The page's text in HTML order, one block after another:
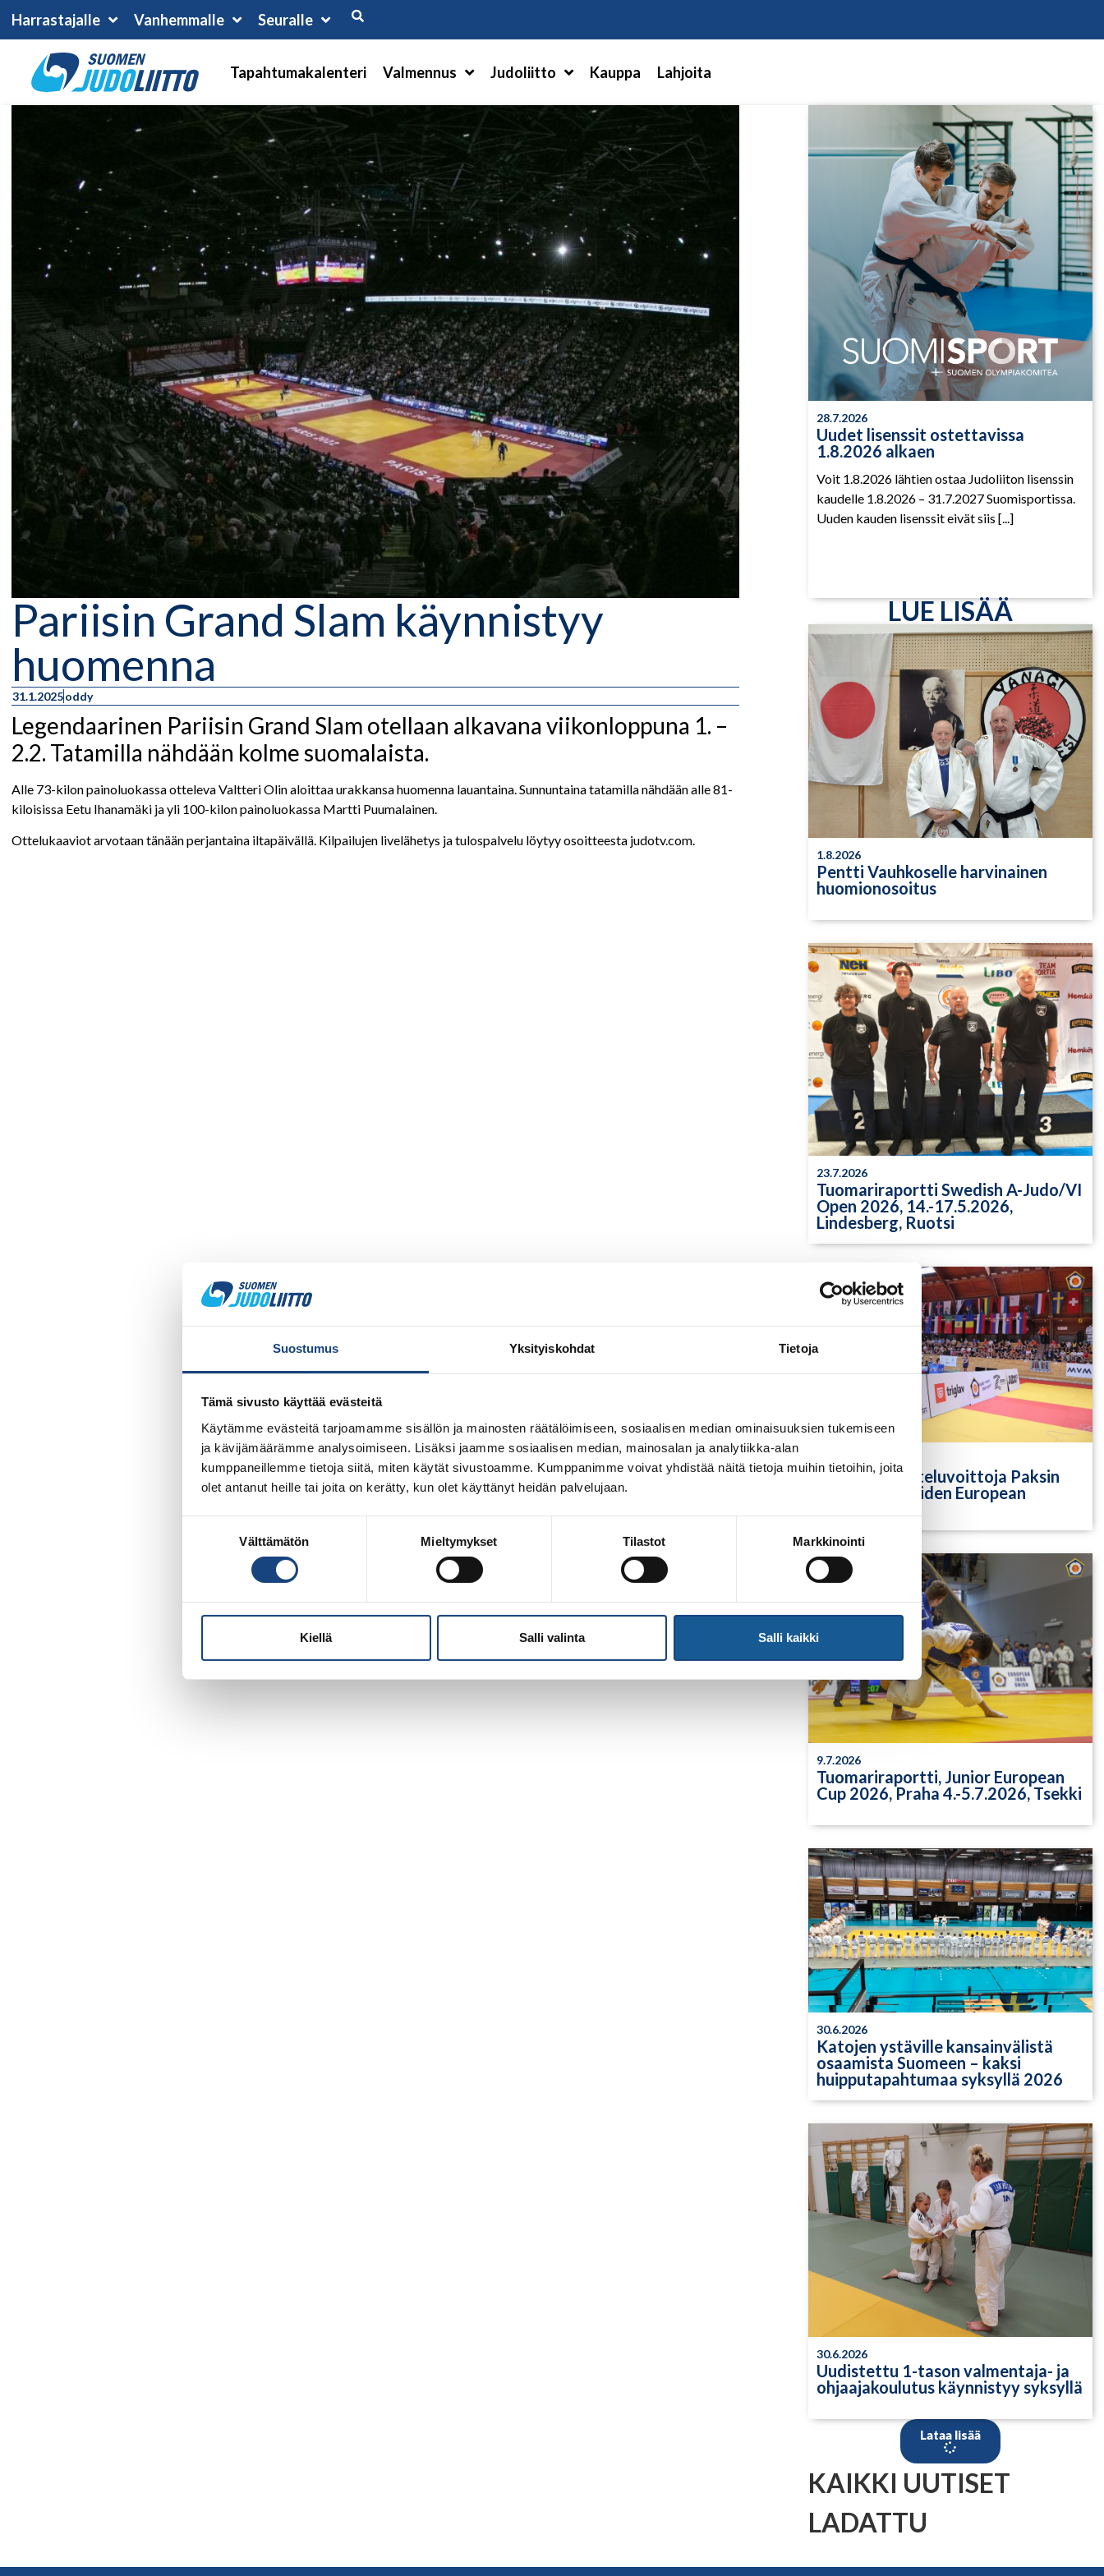
Suostumus Yksityiskohdat Tietoja
Tämä sivusto käyttää evästeitä
Käytämme evästeitä tarjoamamme sisällön ja mainosten räätälöimiseen, sosiaalisen median ominaisuuksien tukemiseen
ja kävijämäärämme analysoimiseen. Lisäksi jaamme sosiaalisen median, mainosalan ja analytiikka-alan
kumppaneillemme tietoja siitä, miten käytät sivustoamme. Kumppanimme voivat yhdistää näitä tietoja muihin tietoihin, joita
olet antanut heille tai joita on kerätty, kun olet käyttänyt heidän palvelujaan.
Välttämätön Mieltymykset Tilastot Markkinointi
Kiellä Salli valinta Salli kaikki
Harrastajalle Vanhemmalle Seuralle
Tapahtumakalenteri Valmennus Judoliitto Kauppa Lahjoita
Pariisin Grand Slam käynnistyy
huomenna
31.1.2025oddy
Legendaarinen Pariisin Grand Slam otellaan alkavana viikonloppuna 1. –
2.2. Tatamilla nähdään kolme suomalaista.
Alle 73-kilon painoluokassa otteleva Valtteri Olin aloittaa urakkansa huomenna lauantaina. Sunnuntaina tatamilla nähdään alle 81-
kiloisissa Eetu Ihanamäki ja yli 100-kilon painoluokassa Martti Puumalainen.
Ottelukaaviot arvotaan tänään perjantaina iltapäivällä. Kilpailujen livelähetys ja tulospalvelu löytyy osoitteesta judotv.com.
28.7.2026
Uudet lisenssit ostettavissa
1.8.2026 alkaen
Voit 1.8.2026 lähtien ostaa Judoliiton lisenssin
kaudelle 1.8.2026 – 31.7.2027 Suomisportissa.
Uuden kauden lisenssit eivät siis [...]
LUE LISÄÄ
1.8.2026
Pentti Vauhkoselle harvinainen
huomionosoitus
23.7.2026
Tuomariraportti Swedish A-Judo/VI
Open 2026, 14.-17.5.2026,
Lindesberg, Ruotsi
Yksittäisiä otteluvoittoja Paksin
alle 21-vuotiaiden European
9.7.2026
Tuomariraportti, Junior European
Cup 2026, Praha 4.-5.7.2026, Tsekki
30.6.2026
Katojen ystäville kansainvälistä
osaamista Suomeen – kaksi
huipputapahtumaa syksyllä 2026
30.6.2026
Uudistettu 1-tason valmentaja- ja
ohjaajakoulutus käynnistyy syksyllä
Lataa lisää
KAIKKI UUTISET
LADATTU